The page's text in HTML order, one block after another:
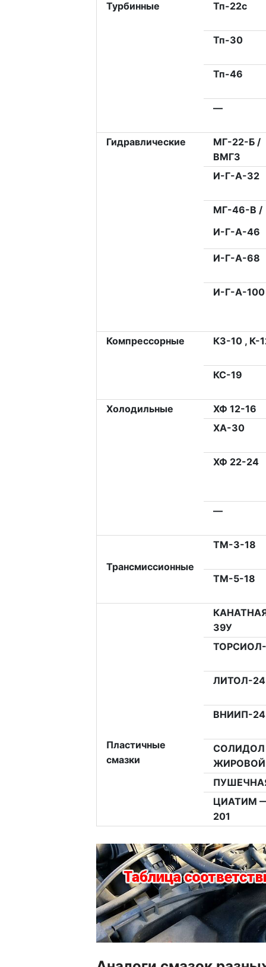
Турбинные Тп-22с
Тп-30
Тп-46
—
Гидравлические
МГ-22-Б /
ВМГЗ
И-Г-А-32
МГ-46-В /
И-Г-А-46
И-Г-А-68
И-Г-А-100
Компрессорные К3-10 , К-
КС-19
Холодильные
ХФ 12-16
ХА-30
ХФ 22-24
—
Трансмиссионные
ТМ-3-18
ТМ-5-18
Пластичные
смазки
39У
ЛИТОЛ-24
ВНИИП-
СОЛИДОЛ
ЖИРОВОЙ
ЦИАТИМ
201